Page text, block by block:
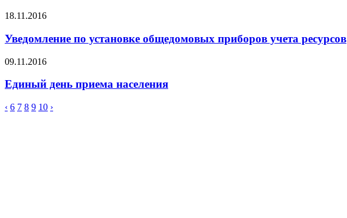
18.11.2016
Уведомление по установке общедомовых приборов учета ресурсов
09.11.2016
Единый день приема населения
‹ 6 7 8 9 10 ›